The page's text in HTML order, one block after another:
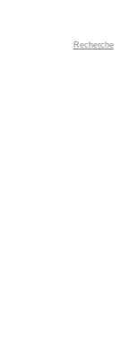
Recherche